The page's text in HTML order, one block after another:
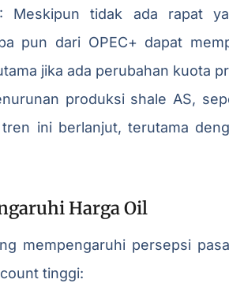
Meskipun tidak ada rapat
pun dari OPEC+ dapat
jika ada perubahan kuota
produksi shale AS,
ini berlanjut, terutama
Harga Oil
mempengaruhi persepsi
tinggi: